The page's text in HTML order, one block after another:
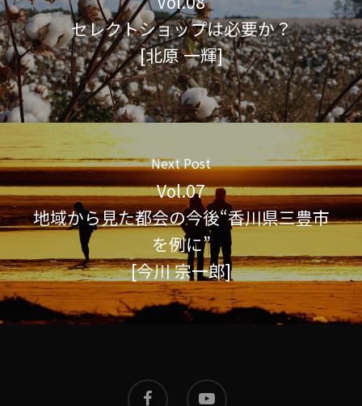
セレクトショップは必要か？
[北原 一輝]
Next Post
Vol.07
地域から見た都会の今後“香川県三豊市
を例に”
[今川 宗一郎]